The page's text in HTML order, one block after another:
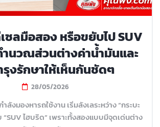
ซลมือสอง หรือขยับไป SUV
ำนวณส่วนต่างค่าน้ำมันและ
รุงรักษาให้เห็นกันชัดๆ
28/05/2026
ลังมองหารถใช้งาน เริ่มลังเลระหว่าง “กระบะ
ไฮบริด” เพราะทั้งสองแบบมีจุดเด่นต่าง